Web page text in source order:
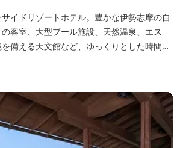
イドリゾートホテル。豊かな伊勢志摩の自
客室、大型プール施設、天然温泉、エス
備える天文館など、ゆっくりとした時間を
ができます。 屋内プール：通年 屋外プー
）～8月31日（日）